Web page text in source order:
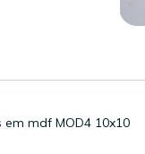
mdf MOD4 10x10